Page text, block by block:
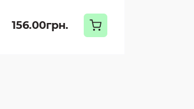
156.00грн.